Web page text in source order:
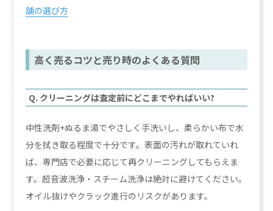
舗の選び方
高く売るコツと売り時のよくある質問
Q. クリーニングは査定前にどこまでやればいい?
中性洗剤+ぬるま湯でやさしく手洗いし、柔らかい布で水
分を拭き取る程度で十分です。表面の汚れが取れていれ
ば、専門店で必要に応じて再クリーニングしてもらえま
す。超音波洗浄・スチーム洗浄は絶対に避けてください。
オイル抜けやクラック進行のリスクがあります。